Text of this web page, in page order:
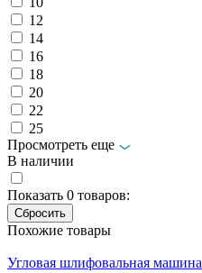
12
14
16
18
20
22
25
Просмотреть еще
В наличии
Показать 0 товаров:
Похожие товары
Угловая шлифовальная машина